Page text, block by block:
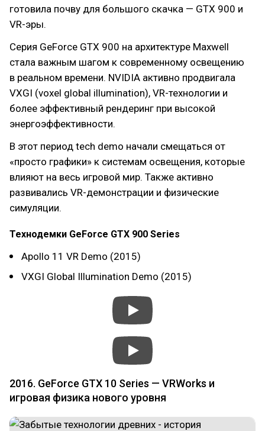
готовила почву для большого скачка — GTX 900 и
VR-эры.
Серия GeForce GTX 900 на архитектуре Maxwell
стала важным шагом к современному освещению
в реальном времени. NVIDIA активно продвигала
VXGI (voxel global illumination), VR-технологии и
более эффективный рендеринг при высокой
энергоэффективности.
В этот период tech demo начали смещаться от
«просто графики» к системам освещения, которые
влияют на весь игровой мир. Также активно
развивались VR-демонстрации и физические
симуляции.
Технодемки GeForce GTX 900 Series
Apollo 11 VR Demo (2015)
VXGI Global Illumination Demo (2015)
2016. GeForce GTX 10 Series — VRWorks и
игровая физика нового уровня